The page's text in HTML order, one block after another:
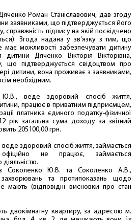
Роман Станіславович, дав згоду
заявниками, що підтверджується його
справжність підпису на якій посвідчено
Згода надана у зв’язку з тим, що
можливості забезпечувати дитину
дитини Дяченко Вікторія Вікторівна,
що підтверджується свідоцтвом про
дитини, вона проживає з заявниками,
необхідним.
веде здоровий спосіб життя,
працює в приватним підприємцем,
платника єдиного податку-фізичної
рік загальна сума доходу за звітний
205100,00 грн.
здоровий спосіб життя, займається
не працює, займається
Соколенко Ю.В. та Соколенко А.В.,
захворювань та протипоказань щодо
мають (відповідні висновки про стан
двокімнатну квартиру, за адресою м.